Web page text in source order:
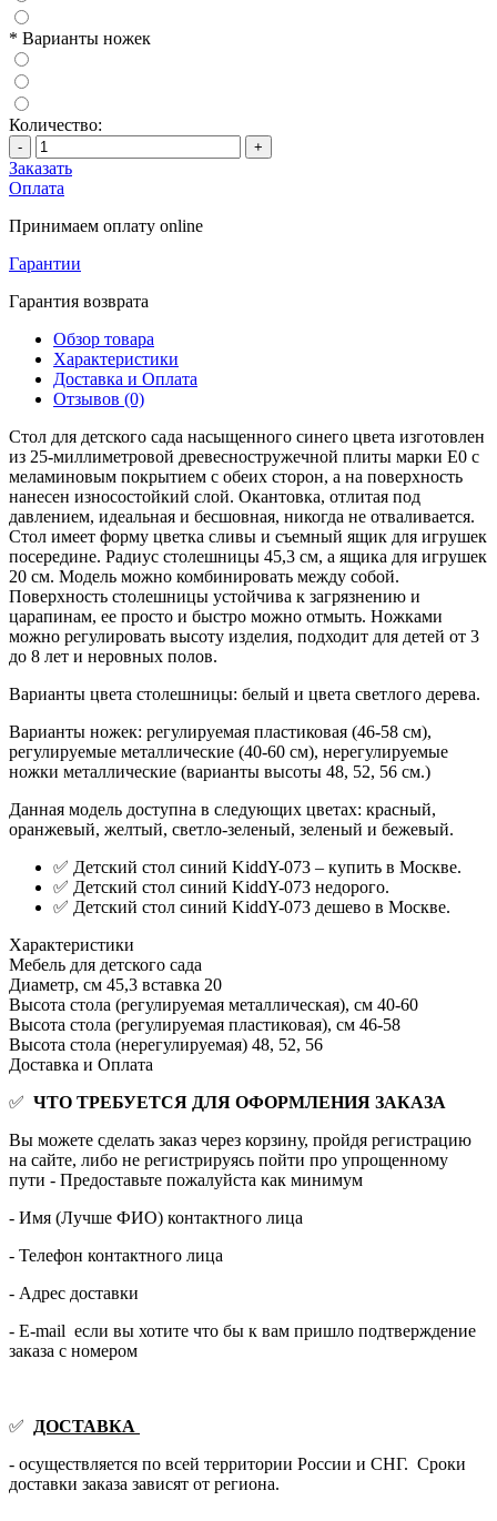
* Варианты ножек
Количество:
- +
Заказать
Оплата
Принимаем оплату online
Гарантии
Гарантия возврата
Обзор товара
Характеристики
Доставка и Оплата
Отзывов (0)
Стол для детского сада насыщенного синего цвета изготовлен
из 25-миллиметровой древесностружечной плиты марки E0 с
меламиновым покрытием с обеих сторон, а на поверхность
нанесен износостойкий слой. Окантовка, отлитая под
давлением, идеальная и бесшовная, никогда не отваливается.
Стол имеет форму цветка сливы и съемный ящик для игрушек
посередине. Радиус столешницы 45,3 см, а ящика для игрушек
20 см. Модель можно комбинировать между собой.
Поверхность столешницы устойчива к загрязнению и
царапинам, ее просто и быстро можно отмыть. Ножками
можно регулировать высоту изделия, подходит для детей от 3
до 8 лет и неровных полов.
Варианты цвета столешницы: белый и цвета светлого дерева.
Варианты ножек: регулируемая пластиковая (46-58 см),
регулируемые металлические (40-60 см), нерегулируемые
ножки металлические (варианты высоты 48, 52, 56 см.)
Данная модель доступна в следующих цветах: красный,
оранжевый, желтый, светло-зеленый, зеленый и бежевый.
✅ Детский стол синий KiddY-073 – купить в Москве.
✅ Детский стол синий KiddY-073 недорого.
✅ Детский стол синий KiddY-073 дешево в Москве.
Характеристики
Мебель для детского сада
Диаметр, см 45,3 вставка 20
Высота стола (регулируемая металлическая), см 40-60
Высота стола (регулируемая пластиковая), см 46-58
Высота стола (нерегулируемая) 48, 52, 56
Доставка и Оплата
✅ ЧТО ТРЕБУЕТСЯ ДЛЯ ОФОРМЛЕНИЯ ЗАКАЗА
Вы можете сделать заказ через корзину, пройдя регистрацию
на сайте, либо не регистрируясь пойти про упрощенному
пути - Предоставьте пожалуйста как минимум
- Имя (Лучше ФИО) контактного лица
- Телефон контактного лица
- Адрес доставки
- E-mail если вы хотите что бы к вам пришло подтверждение
заказа с номером
✅
ДОСТАВКА
- осуществляется по всей территории России и СНГ. Сроки
доставки заказа зависят от региона.